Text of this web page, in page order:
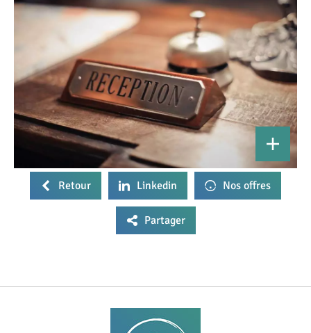
Retour Linkedin Nos offres
Partager